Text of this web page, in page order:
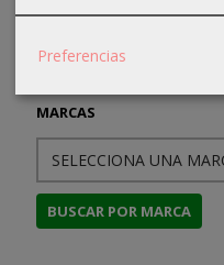
MARCAS
Preferencias